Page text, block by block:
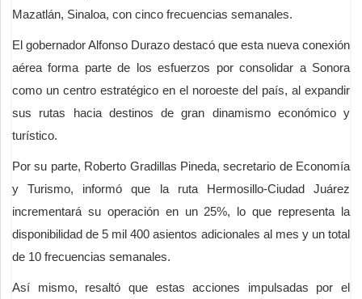
Mazatlán, Sinaloa, con cinco frecuencias semanales.
El gobernador Alfonso Durazo destacó que esta nueva conexión
aérea forma parte de los esfuerzos por consolidar a Sonora
como un centro estratégico en el noroeste del país, al expandir
sus rutas hacia destinos de gran dinamismo económico y
turístico.
Por su parte, Roberto Gradillas Pineda, secretario de Economía
y Turismo, informó que la ruta Hermosillo-Ciudad Juárez
incrementará su operación en un 25%, lo que representa la
disponibilidad de 5 mil 400 asientos adicionales al mes y un total
de 10 frecuencias semanales.
Así mismo, resaltó que estas acciones impulsadas por el